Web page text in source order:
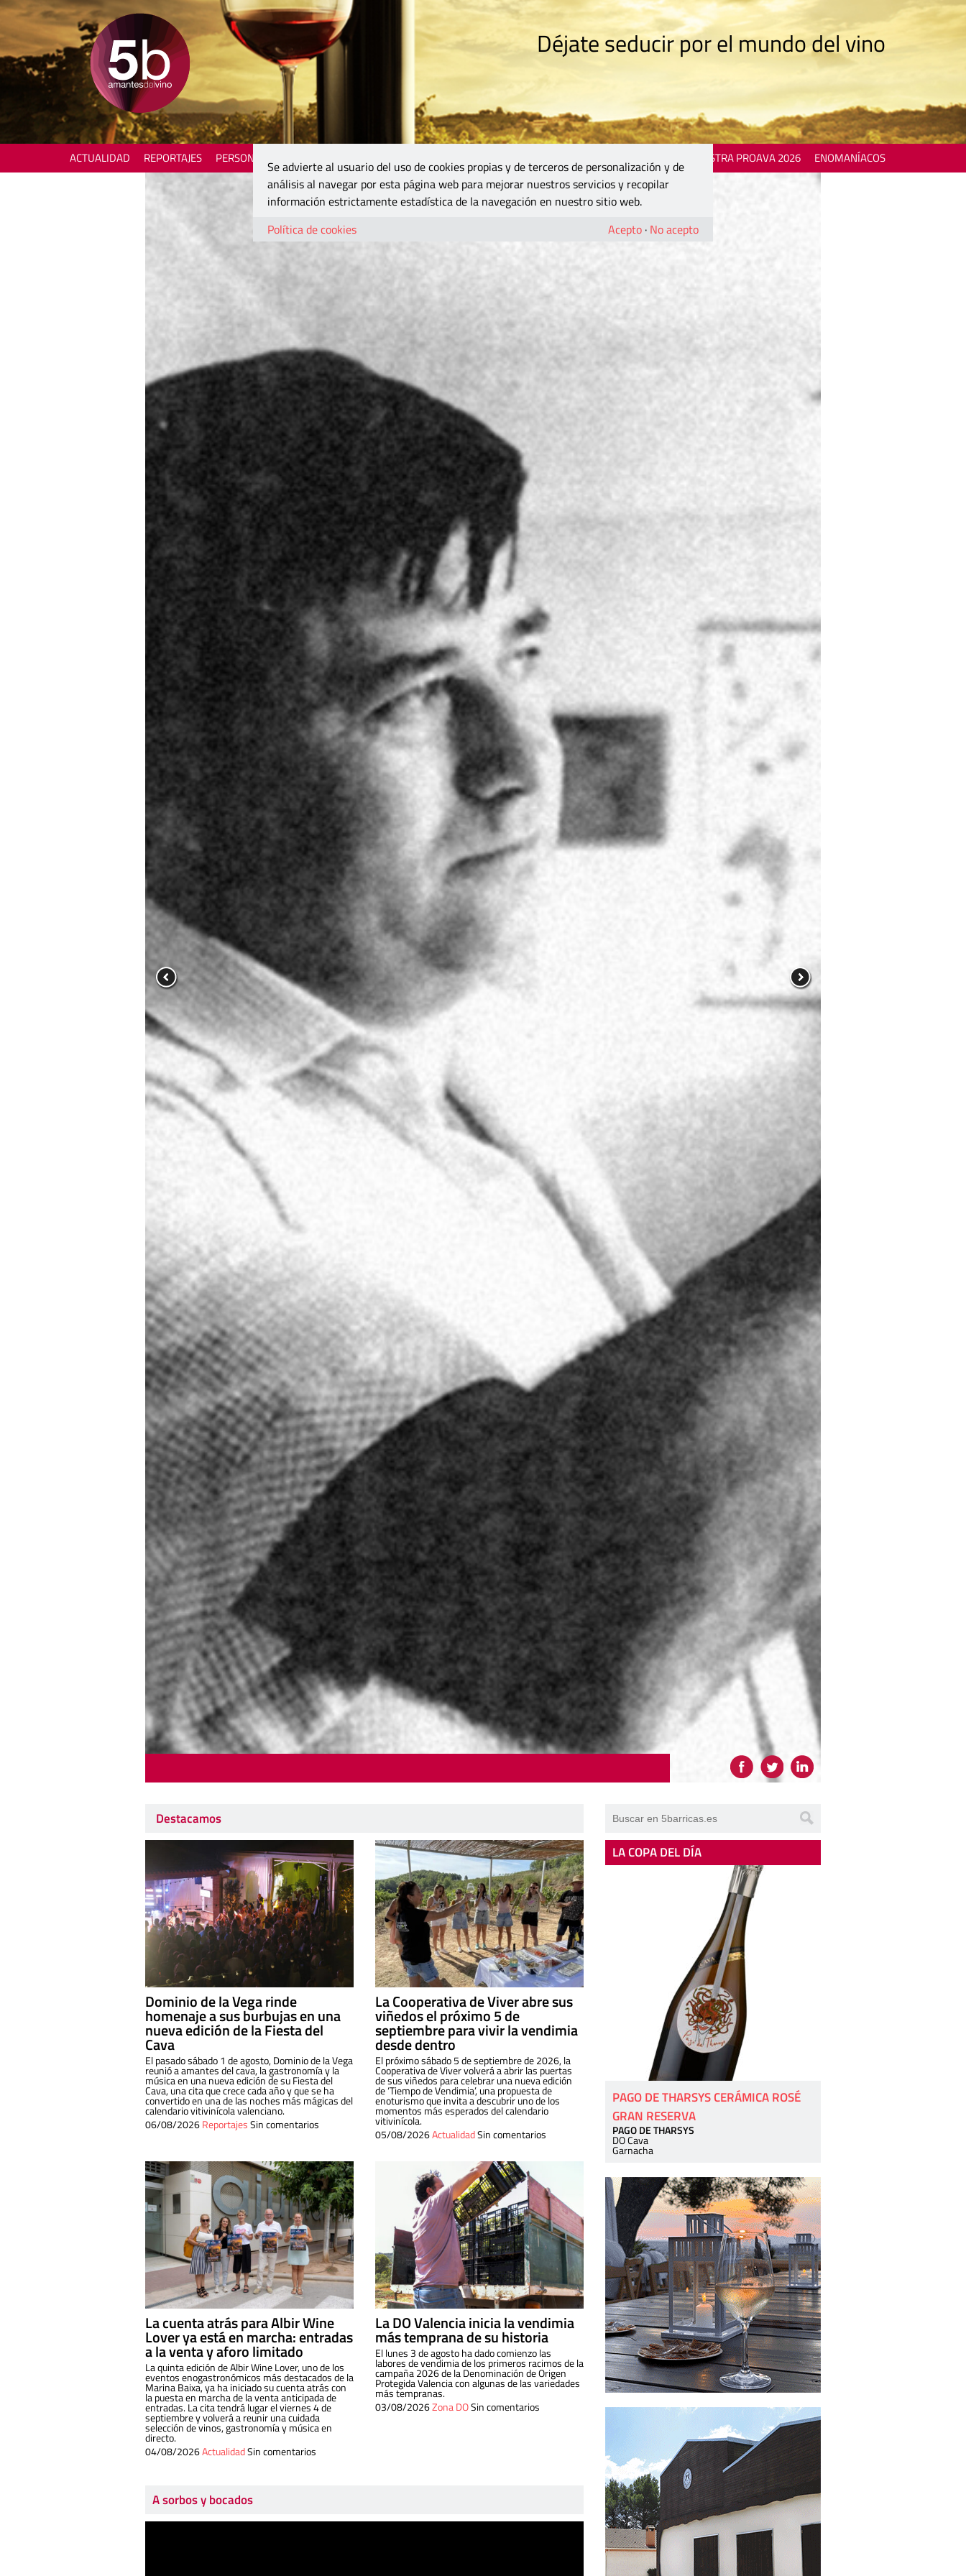
Déjate seducir por el mundo del vino
ACTUALIDAD REPORTAJES PERSONAJES MOSTRA PROAVA 2026 ENOMANÍACOS
Destacamos
Dominio de la Vega rinde
homenaje a sus burbujas en una
nueva edición de la Fiesta del
Cava
El pasado sábado 1 de agosto, Dominio de la Vega
reunió a amantes del cava, la gastronomía y la
música en una nueva edición de su Fiesta del
Cava, una cita que crece cada año y que se ha
convertido en una de las noches más mágicas del
calendario vitivinícola valenciano.
06/08/2026ReportajesSin comentarios
La Cooperativa de Viver abre sus
viñedos el próximo 5 de
septiembre para vivir la vendimia
desde dentro
El próximo sábado 5 de septiembre de 2026, la
Cooperativa de Viver volverá a abrir las puertas
de sus viñedos para celebrar una nueva edición
de ‘Tiempo de Vendimia’, una propuesta de
enoturismo que invita a descubrir uno de los
momentos más esperados del calendario
vitivinícola.
05/08/2026ActualidadSin comentarios
La cuenta atrás para Albir Wine
Lover ya está en marcha: entradas
a la venta y aforo limitado
La quinta edición de Albir Wine Lover, uno de los
eventos enogastronómicos más destacados de la
Marina Baixa, ya ha iniciado su cuenta atrás con
la puesta en marcha de la venta anticipada de
entradas. La cita tendrá lugar el viernes 4 de
septiembre y volverá a reunir una cuidada
selección de vinos, gastronomía y música en
directo.
04/08/2026ActualidadSin comentarios
La DO Valencia inicia la vendimia
más temprana de su historia
El lunes 3 de agosto ha dado comienzo las
labores de vendimia de los primeros racimos de la
campaña 2026 de la Denominación de Origen
Protegida Valencia con algunas de las variedades
más tempranas.
03/08/2026Zona DOSin comentarios
A sorbos y bocados
LA COPA DEL DÍA
PAGO DE THARSYS CERÁMICA ROSÉ
GRAN RESERVA
PAGO DE THARSYS
DO Cava
Garnacha
Se advierte al usuario del uso de cookies propias y de terceros de personalización y de
análisis al navegar por esta página web para mejorar nuestros servicios y recopilar
información estrictamente estadística de la navegación en nuestro sitio web.
Política de cookies
Acepto · No acepto